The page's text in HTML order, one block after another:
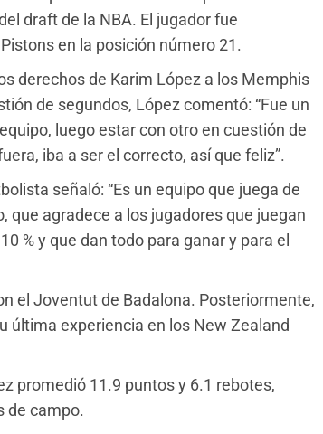
draft de la NBA. El jugador fue
en la posición número 21.
derechos de Karim López a los Memphis
de segundos, López comentó: “Fue un
luego estar con otro en cuestión de
iba a ser el correcto, así que feliz”.
señaló: “Es un equipo que juega de
que agradece a los jugadores que juegan
% y que dan todo para ganar y para el
el Joventut de Badalona. Posteriormente,
última experiencia en los New Zealand
promedió 11.9 puntos y 6.1 rebotes,
de campo.